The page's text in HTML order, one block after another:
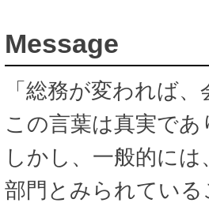
Message
「総務が変われば
この言葉は真実で
しかし、一般的に
部門とみられてい